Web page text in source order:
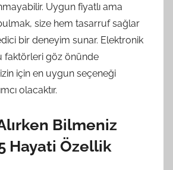
Uygun fiyatlı ama
size hem tasarruf sağlar
bir deneyim sunar. Elektronik
faktörleri göz önünde
için en uygun seçeneği
olacaktır.
Bilmeniz
Hayati Özellik